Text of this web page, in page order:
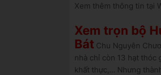
Xem thêm thông tin tại
Xem trọn bộ
Bát Chu Nguyên
nhà chỉ còn 13 hạt thóc
khất thực,... Nhưng